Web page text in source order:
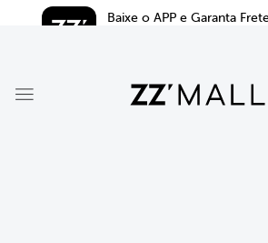
Baixe o APP e Garanta